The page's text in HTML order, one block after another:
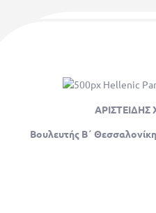
Βουλευτής Β΄ Θεσσαλονί